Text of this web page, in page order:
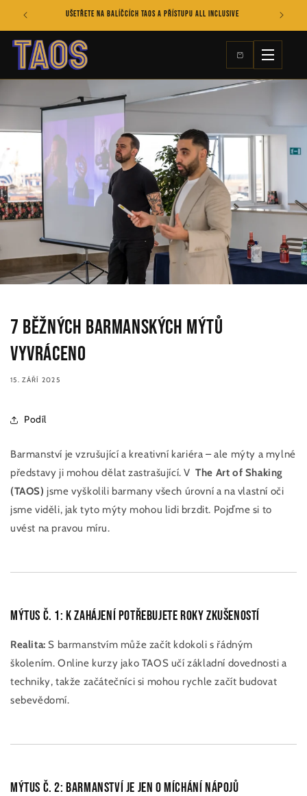
Přejít k
obsahu
Ušetřete na balíčcích TAOS a přístupu All Inclusive
7 běžných barmanských mýtů
vyvráceno
15. ZÁŘÍ 2025
Podíl
Barmanství je vzrušující a kreativní kariéra – ale mýty a mylné
představy ji mohou dělat zastrašující. VThe Art of Shaking
(TAOS) jsme vyškolili barmany všech úrovní a na vlastní oči
jsme viděli, jak tyto mýty mohou lidi brzdit. Pojďme si to
uvést na pravou míru.
Mýtus č. 1: K zahájení potřebujete roky zkušeností
Realita: S barmanstvím může začít kdokoli s řádným
školením. Online kurzy jako TAOS učí základní dovednosti a
techniky, takže začátečníci si mohou rychle začít budovat
sebevědomí.
Mýtus č. 2: Barmanství je jen o míchání nápojů